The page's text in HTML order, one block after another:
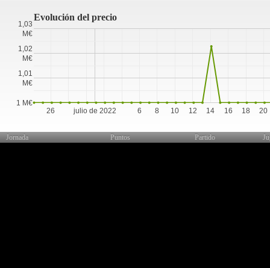
Evolución del precio
julio de 2022
26 6 8 10 12 14 16 18 20
1 M€
1,01
M€
1,02
M€
1,03
M€
Jornada Puntos Partido